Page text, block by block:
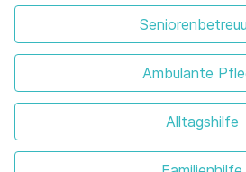
Ambulante
Alltagshilfe